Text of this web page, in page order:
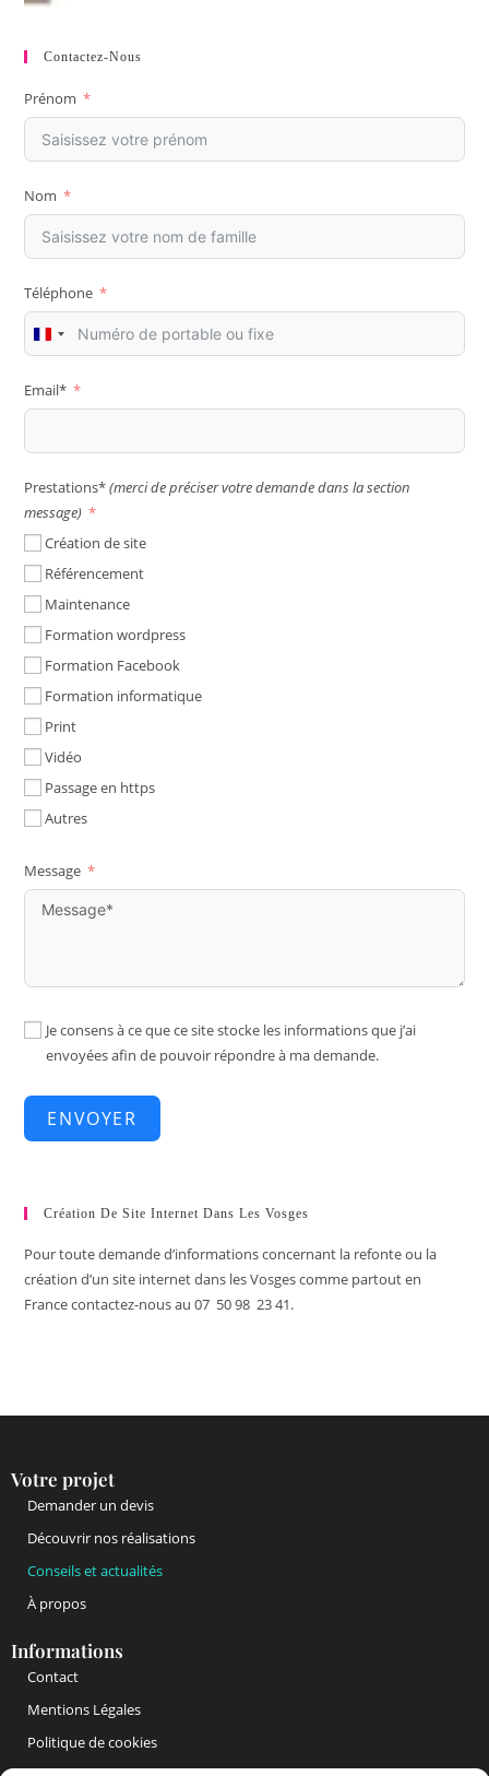
Contactez-Nous
Prénom
Nom
Téléphone
F
a
n
+
3
3
Email*
Prestations*(merci de préciser votre demande dans la section
message)
Création de site
Référencement
Maintenance
Formation wordpress
Formation Facebook
Formation informatique
Print
Vidéo
Passage en https
Autres
Message
Je consens à ce que ce site stocke les informations que j’ai
envoyées afin de pouvoir répondre à ma demande.
ENVOYER
Création De Site Internet Dans Les Vosges
Pour toute demande d’informations concernant la refonte ou la
création d’un site internet dans les Vosges comme partout en
France contactez-nous au 07 50 98 23 41.
Votre projet
Demander un devis
Découvrir nos réalisations
Conseils et actualités
À propos
Informations
Contact
Mentions Légales
Politique de cookies